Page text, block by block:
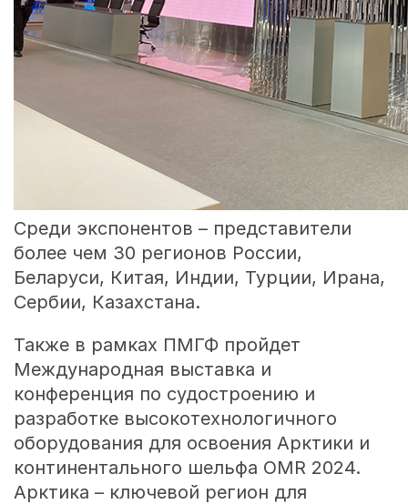
Среди экспонентов – представители
более чем 30 регионов России,
Беларуси, Китая, Индии, Турции, Ирана,
Сербии, Казахстана.
Также в рамках ПМГФ пройдет
Международная выставка и
конференция по судостроению и
разработке высокотехнологичного
оборудования для освоения Арктики и
континентального шельфа OMR 2024.
Арктика – ключевой регион для